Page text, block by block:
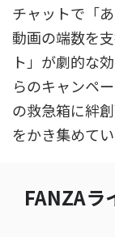
チャットで「
動画の端数を
ト」が劇的な
らのキャンペ
の救急箱に絆
をかき集めてい
FANZAラ